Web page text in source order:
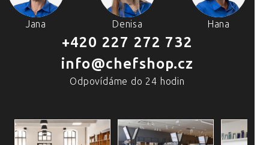
Jana Denisa Hana
+420 227 272 732
info@chefshop.cz
Odpovídáme do 24 hodin